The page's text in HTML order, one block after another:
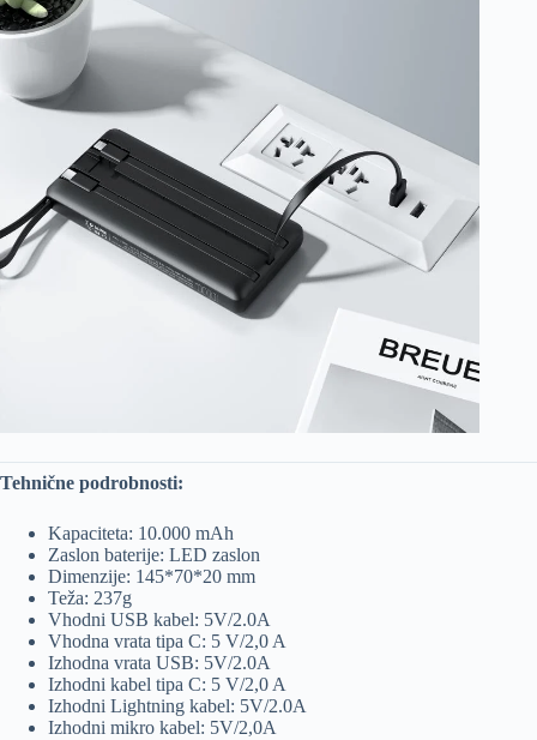
Tehnične podrobnosti:
Kapaciteta: 10.000 mAh
Zaslon baterije: LED zaslon
Dimenzije: 145*70*20 mm
Teža: 237g
Vhodni USB kabel: 5V/2.0A
Vhodna vrata tipa C: 5 V/2,0 A
Izhodna vrata USB: 5V/2.0A
Izhodni kabel tipa C: 5 V/2,0 A
Izhodni Lightning kabel: 5V/2.0A
Izhodni mikro kabel: 5V/2,0A